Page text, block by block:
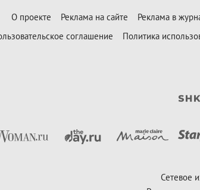
О проекте Реклама на сайте Реклама в
соглашение
Политика
Сетевое